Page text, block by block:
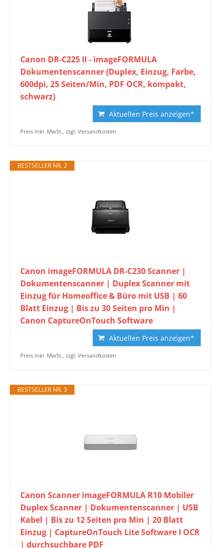
Canon DR-C225 II - imageFORMULA
Dokumentenscanner (Duplex, Einzug, Farbe,
600dpi, 25 Seiten/Min, PDF OCR, kompakt,
schwarz)
Aktuellen Preis anzeigen*
Preis inkl. MwSt., zzgl. Versandkosten
BESTSELLER NR. 2
Canon imageFORMULA DR-C230 Scanner |
Dokumentenscanner | Duplex Scanner mit
Einzug für Homeoffice & Büro mit USB | 60
Blatt Einzug | Bis zu 30 Seiten pro Min |
Canon CaptureOnTouch Software
Aktuellen Preis anzeigen*
Preis inkl. MwSt., zzgl. Versandkosten
BESTSELLER NR. 3
Canon Scanner imageFORMULA R10 Mobiler
Duplex Scanner | Dokumentenscanner | USB
Kabel | Bis zu 12 Seiten pro Min | 20 Blatt
Einzug | CaptureOnTouch Lite Software I OCR
| durchsuchbare PDF